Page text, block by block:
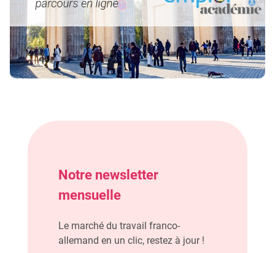
Notre newsletter
mensuelle
Le marché du travail franco-
allemand en un clic, restez à jour !